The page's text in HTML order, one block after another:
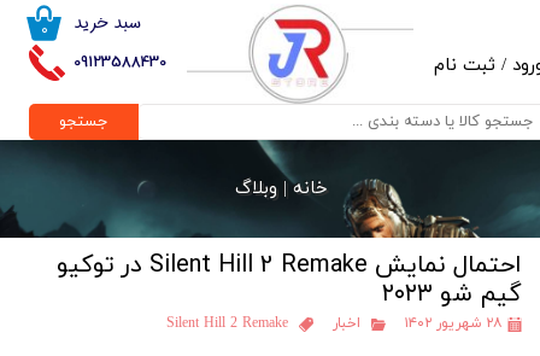
09123588430
۰ سبد خرید
/ ثبت نام
حساب کاربری من
تغییر گذر واژه
خروج از حساب کاربری
جستجو
خانه |وبلاگ
احتمال نمایش Silent Hill 2 Remake در توکیو
گیم شو ۲۰۲۳
۲۸ شهریور ۱۴۰۲ اخبار Silent Hill 2 Remake